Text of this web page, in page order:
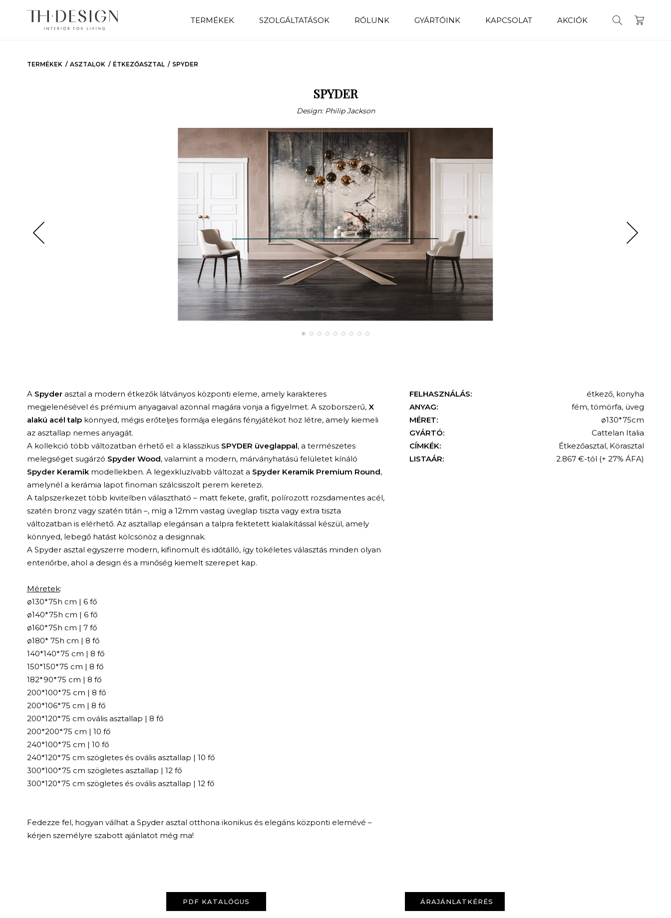
TERMÉKEK SZOLGÁLTATÁSOK RÓLUNK GYÁRTÓINK KAPCSOLAT AKCIÓK
TERMÉKEK ASZTALOK ÉTKEZŐASZTAL SPYDER
SPYDER
Design: Philip Jackson
A Spyderasztal a modern étkezők látványos központi eleme, amely karakteres
megjelenésével és prémium anyagaival azonnal magára vonja a figyelmet. A szoborszerű, X
alakú acél talpkönnyed, mégis erőteljes formája elegáns fényjátékot hoz létre, amely kiemeli
az asztallap nemes anyagát.
A kollekció több változatban érhető el: a klasszikus SPYDER üveglappal, a természetes
melegséget sugárzó Spyder Wood, valamint a modern, márványhatású felületet kínáló
Spyder Keramikmodellekben. A legexkluzívabb változat a Spyder Keramik Premium Round,
amelynél a kerámia lapot finoman szálcsiszolt perem keretezi.
A talpszerkezet több kivitelben választható – matt fekete, grafit, polírozott rozsdamentes acél,
szatén bronz vagy szatén titán –, míg a 12mm vastag üveglap tiszta vagy extra tiszta
változatban is elérhető. Az asztallap elegánsan a talpra fektetett kialakítással készül, amely
könnyed, lebegő hatást kölcsönöz a designnak.
A Spyder asztal egyszerre modern, kifinomult és időtálló, így tökéletes választás minden olyan
enteriőrbe, ahol a design és a minőség kiemelt szerepet kap.
Méretek:
ø130*75h cm | 6 fő
ø140*75h cm | 6 fő
ø160*75h cm | 7 fő
ø180* 75h cm | 8 fő
140*140*75 cm | 8 fő
150*150*75 cm | 8 fő
182*90*75 cm | 8 fő
200*100*75 cm | 8 fő
200*106*75 cm | 8 fő
200*120*75 cm ovális asztallap | 8 fő
200*200*75 cm | 10 fő
240*100*75 cm | 10 fő
240*120*75 cm szögletes és ovális asztallap | 10 fő
300*100*75 cm szögletes asztallap | 12 fő
300*120*75 cm szögletes és ovális asztallap | 12 fő
Fedezze fel, hogyan válhat a Spyder asztal otthona ikonikus és elegáns központi elemévé –
kérjen személyre szabott ajánlatot még ma!
FELHASZNÁLÁS: étkező, konyha
ANYAG:
fém,tömörfa, üveg
MÉRET:
ø130*75cm
GYÁRTÓ:
Cattelan Italia
CÍMKÉK:
Étkezőasztal, Körasztal
LISTAÁR:
2.867 €-tól (+ 27% ÁFA)
PDF KATALÓGUS ÁRAJÁNLATKÉRÉS